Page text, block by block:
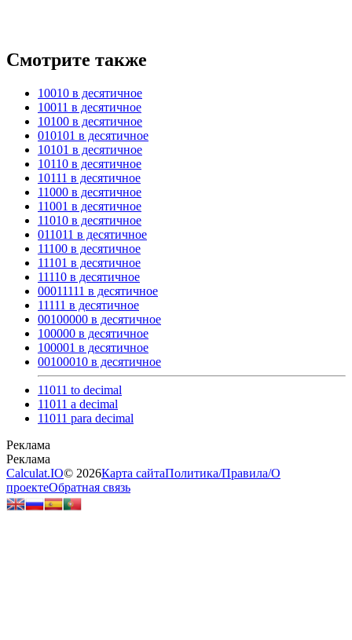
Смотрите также
10010 в десятичное
10011 в десятичное
10100 в десятичное
010101 в десятичное
10101 в десятичное
10110 в десятичное
10111 в десятичное
11000 в десятичное
11001 в десятичное
11010 в десятичное
011011 в десятичное
11100 в десятичное
11101 в десятичное
11110 в десятичное
00011111 в десятичное
11111 в десятичное
00100000 в десятичное
100000 в десятичное
100001 в десятичное
00100010 в десятичное
11011 to decimal
11011 a decimal
11011 para decimal
Calculat.IO© 2026Карта сайтаПолитика/Правила/О
проектеОбратная связь